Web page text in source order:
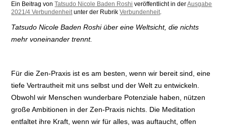
Ein Beitrag vonTatsudo Nicole Baden Roshi veröffentlicht in derAusgabe
2021/4 Verbundenheitunter der RubrikVerbundenheit.
Tatsudo Nicole Baden Roshi über eine Weltsicht, die nichts
mehr voneinander trennt.
Für die Zen-Praxis ist es am besten, wenn wir bereit sind, eine
tiefe Vertrautheit mit uns selbst und der Welt zu entwickeln.
Obwohl wir Menschen wunderbare Potenziale haben, nützen
große Ambitionen in der Zen-Praxis nichts. Die Meditation
entfaltet ihre Kraft, wenn wir für alles, was auftaucht, offen